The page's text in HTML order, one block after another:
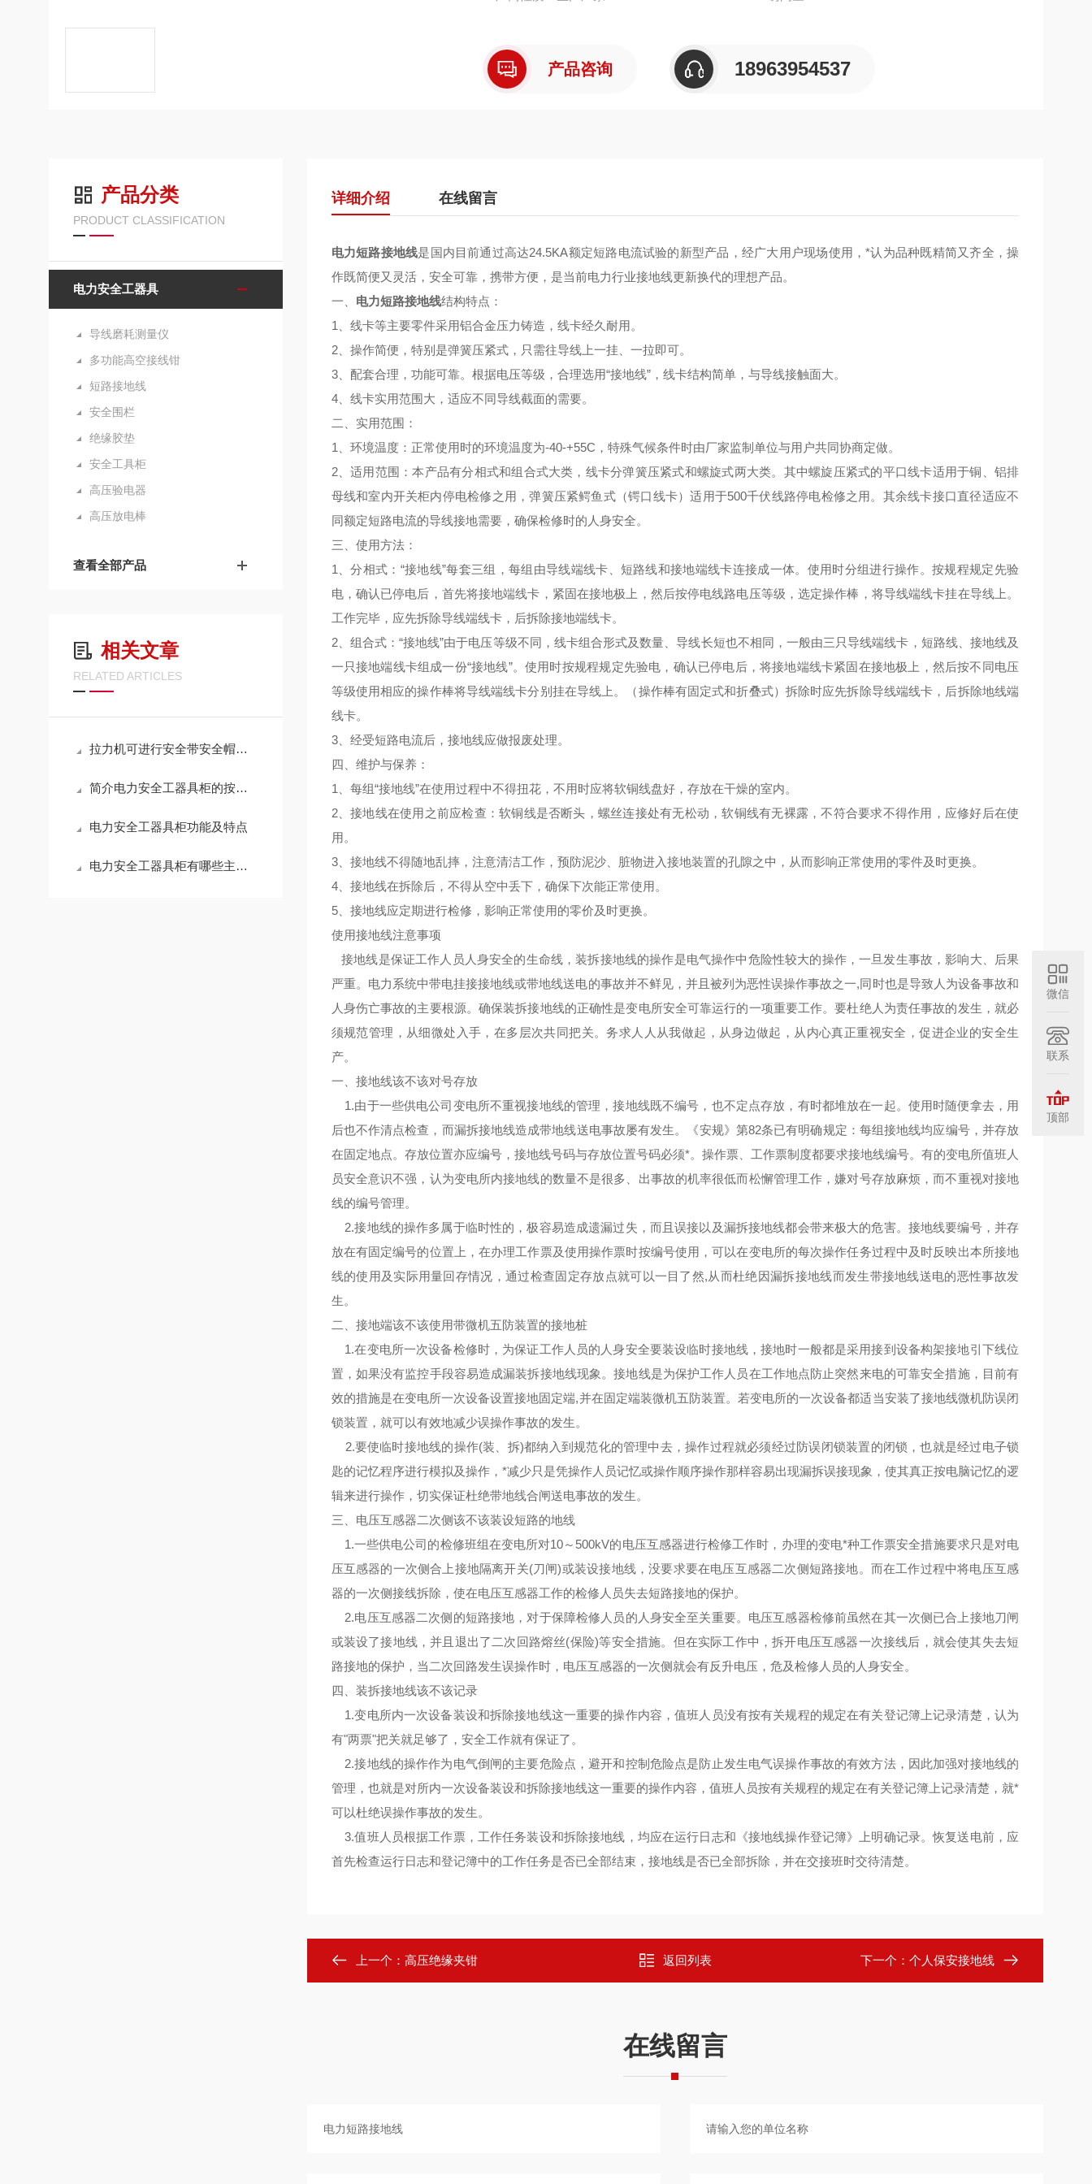
产品咨询 18963954537
产品分类
PRODUCT CLASSIFICATION
电力安全工器具
导线磨耗测量仪
多功能高空接线钳
短路接地线
安全围栏
绝缘胶垫
安全工具柜
高压验电器
高压放电棒
查看全部产品
相关文章
RELATED ARTICLES
拉力机可进行安全带安全帽等所有电力安全工器具
简介电力安全工器具柜的按键操作说明按键操作说明
电力安全工器具柜功能及特点
电力安全工器具柜有哪些主要特点
详细介绍 在线留言
电力短路接地线是国内目前通过高达24.5KA额定短路电流试验的新型产品，经广大用户现场使用，*认为品种既精简又齐全，操
作既简便又灵活，安全可靠，携带方便，是当前电力行业接地线更新换代的理想产品。
一、 电力短路接地线结构特点：
1、线卡等主要零件采用铝合金压力铸造，线卡经久耐用。
2、操作简便，特别是弹簧压紧式，只需往导线上一挂、一拉即可。
3、配套合理，功能可靠。根据电压等级，合理选用“接地线”，线卡结构简单，与导线接触面大。
4、线卡实用范围大，适应不同导线截面的需要。
二、实用范围：
1、环境温度：正常使用时的环境温度为-40-+55C，特殊气候条件时由厂家监制单位与用户共同协商定做。
2、适用范围：本产品有分相式和组合式大类，线卡分弹簧压紧式和螺旋式两大类。其中螺旋压紧式的平口线卡适用于铜、铝排
母线和室内开关柜内停电检修之用，弹簧压紧鳄鱼式（锷口线卡）适用于500千伏线路停电检修之用。其余线卡接口直径适应不
同额定短路电流的导线接地需要，确保检修时的人身安全。
三、使用方法：
1、分相式：“接地线”每套三组，每组由导线端线卡、短路线和接地端线卡连接成一体。使用时分组进行操作。按规程规定先验
电，确认已停电后，首先将接地端线卡，紧固在接地极上，然后按停电线路电压等级，选定操作棒，将导线端线卡挂在导线上。
工作完毕，应先拆除导线端线卡，后拆除接地端线卡。
2、组合式：“接地线”由于电压等级不同，线卡组合形式及数量、导线长短也不相同，一般由三只导线端线卡，短路线、接地线及
一只接地端线卡组成一份“接地线”。使用时按规程规定先验电，确认已停电后，将接地端线卡紧固在接地极上，然后按不同电压
等级使用相应的操作棒将导线端线卡分别挂在导线上。（操作棒有固定式和折叠式）拆除时应先拆除导线端线卡，后拆除地线端
线卡。
3、经受短路电流后，接地线应做报废处理。
四、维护与保养：
1、每组“接地线”在使用过程中不得扭花，不用时应将软铜线盘好，存放在干燥的室内。
2、接地线在使用之前应检查：软铜线是否断头，螺丝连接处有无松动，软铜线有无裸露，不符合要求不得作用，应修好后在使
用。
3、接地线不得随地乱摔，注意清洁工作，预防泥沙、脏物进入接地装置的孔隙之中，从而影响正常使用的零件及时更换。
4、接地线在拆除后，不得从空中丢下，确保下次能正常使用。
5、接地线应定期进行检修，影响正常使用的零价及时更换。
使用接地线注意事项
接地线是保证工作人员人身安全的生命线，装拆接地线的操作是电气操作中危险性较大的操作，一旦发生事故，影响大、后果
严重。电力系统中带电挂接接地线或带地线送电的事故并不鲜见，并且被列为恶性误操作事故之一,同时也是导致人为设备事故和
人身伤亡事故的主要根源。确保装拆接地线的正确性是变电所安全可靠运行的一项重要工作。要杜绝人为责任事故的发生，就必
须规范管理，从细微处入手，在多层次共同把关。务求人人从我做起，从身边做起，从内心真正重视安全，促进企业的安全生
产。
一、接地线该不该对号存放
1.由于一些供电公司变电所不重视接地线的管理，接地线既不编号，也不定点存放，有时都堆放在一起。使用时随便拿去，用
后也不作清点检查，而漏拆接地线造成带地线送电事故屡有发生。《安规》第82条已有明确规定：每组接地线均应编号，并存放
在固定地点。存放位置亦应编号，接地线号码与存放位置号码必须*。操作票、工作票制度都要求接地线编号。有的变电所值班人
员安全意识不强，认为变电所内接地线的数量不是很多、出事故的机率很低而松懈管理工作，嫌对号存放麻烦，而不重视对接地
线的编号管理。
2.接地线的操作多属于临时性的，极容易造成遗漏过失，而且误接以及漏拆接地线都会带来极大的危害。接地线要编号，并存
放在有固定编号的位置上，在办理工作票及使用操作票时按编号使用，可以在变电所的每次操作任务过程中及时反映出本所接地
线的使用及实际用量回存情况，通过检查固定存放点就可以一目了然,从而杜绝因漏拆接地线而发生带接地线送电的恶性事故发
生。
二、接地端该不该使用带微机五防装置的接地桩
1.在变电所一次设备检修时，为保证工作人员的人身安全要装设临时接地线，接地时一般都是采用接到设备构架接地引下线位
置，如果没有监控手段容易造成漏装拆接地线现象。接地线是为保护工作人员在工作地点防止突然来电的可靠安全措施，目前有
效的措施是在变电所一次设备设置接地固定端,并在固定端装微机五防装置。若变电所的一次设备都适当安装了接地线微机防误闭
锁装置，就可以有效地减少误操作事故的发生。
2.要使临时接地线的操作(装、拆)都纳入到规范化的管理中去，操作过程就必须经过防误闭锁装置的闭锁，也就是经过电子锁
匙的记忆程序进行模拟及操作，*减少只是凭操作人员记忆或操作顺序操作那样容易出现漏拆误接现象，使其真正按电脑记忆的逻
辑来进行操作，切实保证杜绝带地线合闸送电事故的发生。
三、电压互感器二次侧该不该装设短路的地线
1.一些供电公司的检修班组在变电所对10～500kV的电压互感器进行检修工作时，办理的变电*种工作票安全措施要求只是对电
压互感器的一次侧合上接地隔离开关(刀闸)或装设接地线，没要求要在电压互感器二次侧短路接地。而在工作过程中将电压互感
器的一次侧接线拆除，使在电压互感器工作的检修人员失去短路接地的保护。
2.电压互感器二次侧的短路接地，对于保障检修人员的人身安全至关重要。电压互感器检修前虽然在其一次侧已合上接地刀闸
或装设了接地线，并且退出了二次回路熔丝(保险)等安全措施。但在实际工作中，拆开电压互感器一次接线后，就会使其失去短
路接地的保护，当二次回路发生误操作时，电压互感器的一次侧就会有反升电压，危及检修人员的人身安全。
四、装拆接地线该不该记录
1.变电所内一次设备装设和拆除接地线这一重要的操作内容，值班人员没有按有关规程的规定在有关登记簿上记录清楚，认为
有"两票"把关就足够了，安全工作就有保证了。
2.接地线的操作作为电气倒闸的主要危险点，避开和控制危险点是防止发生电气误操作事故的有效方法，因此加强对接地线的
管理，也就是对所内一次设备装设和拆除接地线这一重要的操作内容，值班人员按有关规程的规定在有关登记簿上记录清楚，就*
可以杜绝误操作事故的发生。
3.值班人员根据工作票，工作任务装设和拆除接地线，均应在运行日志和《接地线操作登记簿》上明确记录。恢复送电前，应
首先检查运行日志和登记簿中的工作任务是否已全部结束，接地线是否已全部拆除，并在交接班时交待清楚。
上一个： 高压绝缘夹钳 返回列表 下一个： 个人保安接地线
在线留言
微信
联系
顶部